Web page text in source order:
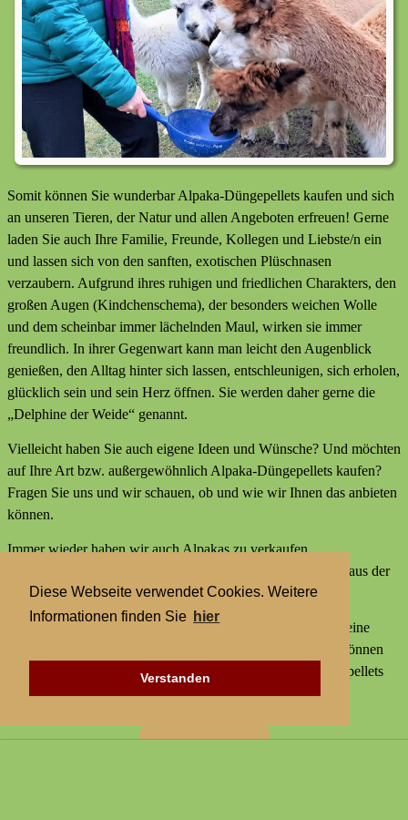
Diese Webseite verwendet Cookies. Weitere
Informationen finden Sie hier
Verstanden
Somit können Sie wunderbar Alpaka-Düngepellets kaufen und sich
an unseren Tieren, der Natur und allen Angeboten erfreuen! Gerne
laden Sie auch Ihre Familie, Freunde, Kollegen und Liebste/n ein
und lassen sich von den sanften, exotischen Plüschnasen
verzaubern. Aufgrund ihres ruhigen und friedlichen Charakters, den
großen Augen (Kindchenschema), der besonders weichen Wolle
und dem scheinbar immer lächelnden Maul, wirken sie immer
freundlich. In ihrer Gegenwart kann man leicht den Augenblick
genießen, den Alltag hinter sich lassen, entschleunigen, sich erholen,
glücklich sein und sein Herz öffnen. Sie werden daher gerne die
„Delphine der Weide“ genannt.
Vielleicht haben Sie auch eigene Ideen und Wünsche? Und möchten
auf Ihre Art bzw. außergewöhnlich Alpaka-Düngepellets kaufen?
Fragen Sie uns und wir schauen, ob und wie wir Ihnen das anbieten
können.
Immer wieder haben wir auch Alpakas zu verkaufen,
Alpakaprodukte, z.B. Alpakaseife oder Alpaka-Bettdecken aus der
Wolle unserer Tiere und außerdem kleine Geschenke.
Wir bieten keine externen Aktivitäten mit Alpakas an und keine
Alpaka-Wanderungen. Aber statt einer Alpakawanderung können
Sie bei uns Alpakas Mal anders erleben und Alpaka-Düngepellets
kaufen.